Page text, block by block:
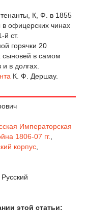
К, Ф. в 1855
в офицерских чинах
й ст.
горячки 20
сыновей в самом
в долгах.
К. Ф. Дершау.
Императорская
1806-07 гг.
корпус
этой статьи: